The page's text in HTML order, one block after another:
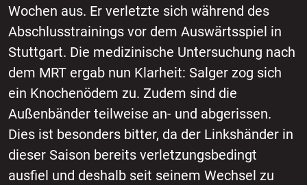
Wochen aus. Er verletzte sich während des
Abschlusstrainings vor dem Auswärtsspiel in
Stuttgart. Die medizinische Untersuchung nach
dem MRT ergab nun Klarheit: Salger zog sich
ein Knochenödem zu. Zudem sind die
Außenbänder teilweise an- und abgerissen.
Dies ist besonders bitter, da der Linkshänder in
dieser Saison bereits verletzungsbedingt
ausfiel und deshalb seit seinem Wechsel zu